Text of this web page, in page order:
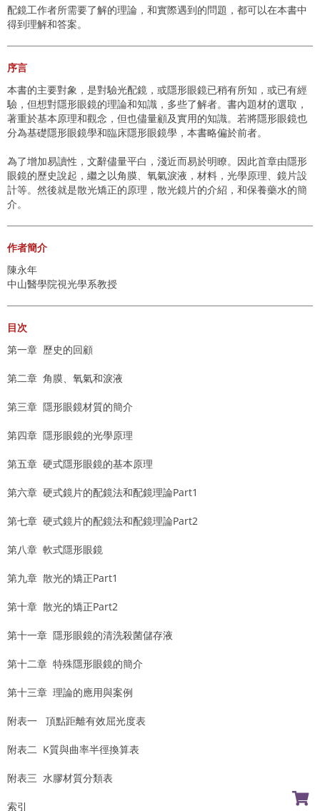
配鏡工作者所需要了解的理論，和實際遇到的問題，都可以在本書中
得到理解和答案。
序言
本書的主要對象，是對驗光配鏡，或隱形眼鏡已稍有所知，或已有經
驗，但想對隱形眼鏡的理論和知識，多些了解者。書內題材的選取，
著重於基本原理和觀念，但也儘量顧及實用的知識。若將隱形眼鏡也
分為基礎隱形眼鏡學和臨床隱形眼鏡學，本書略偏於前者。
為了增加易讀性，文辭儘量平白，淺近而易於明瞭。因此首章由隱形
眼鏡的歷史說起，繼之以角膜、氧氣淚液，材料，光學原理、鏡片設
計等。然後就是散光矯正的原理，散光鏡片的介紹，和保養藥水的簡
介。
作者簡介
陳永年
中山醫學院視光學系教授
目次
第一章 歷史的回顧
第二章 角膜、氧氣和淚液
第三章 隱形眼鏡材質的簡介
第四章 隱形眼鏡的光學原理
第五章 硬式隱形眼鏡的基本原理
第六章 硬式鏡片的配鏡法和配鏡理論Part1
第七章 硬式鏡片的配鏡法和配鏡理論Part2
第八章 軟式隱形眼鏡
第九章 散光的矯正Part1
第十章 散光的矯正Part2
第十一章 隱形眼鏡的清洗殺菌儲存液
第十二章 特殊隱形眼鏡的簡介
第十三章 理論的應用與案例
附表一 頂點距離有效屈光度表
附表二 K質與曲率半徑換算表
附表三 水膠材質分類表
索引